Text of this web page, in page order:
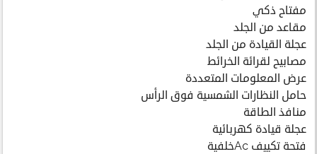
مفتاح ذكي
مقاعد من الجلد
عجلة القيادة من الجلد
مصابيح لقرائة الخرائط
عرض المعلومات المتعددة
حامل النظارات الشمسية فوق الرأس
منافذ الطاقة
عجلة قيادة كهربائية
فتحة تكييف Acخلفية